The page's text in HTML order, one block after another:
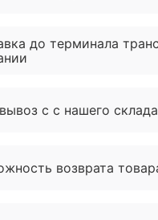
до терминала
с с нашего склада
возврата